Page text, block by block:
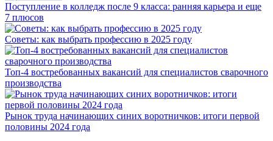
Поступление в колледж после 9 класса: ранняя карьера и еще
7 плюсов
Советы: как выбрать профессию в 2025 году
Топ-4 востребованных вакансий для специалистов сварочного
производства
Рынок труда начинающих синих воротничков: итоги первой
половины 2024 года